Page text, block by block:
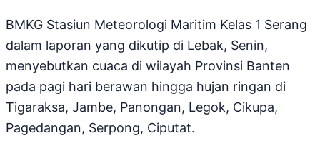
BMKG Stasiun Meteorologi Maritim Kelas 1 Serang
dalam laporan yang dikutip di Lebak, Senin,
menyebutkan cuaca di wilayah Provinsi Banten
pada pagi hari berawan hingga hujan ringan di
Tigaraksa, Jambe, Panongan, Legok, Cikupa,
Pagedangan, Serpong, Ciputat.